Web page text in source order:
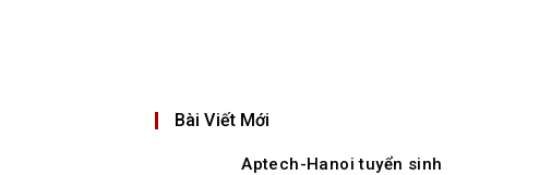
Bài Viết Mới
Aptech-Hanoi tuyển sinh